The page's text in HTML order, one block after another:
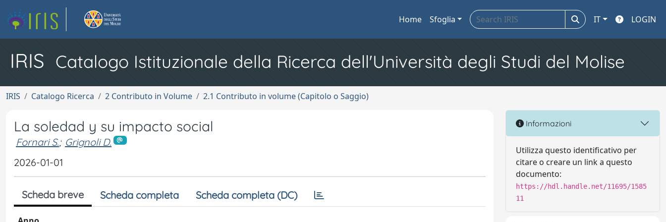
Home Sfoglia IT LOGIN
IRIS Catalogo Istituzionale della Ricerca dell'Università degli Studi del Molise
IRIS Catalogo Ricerca 2 Contributo in Volume 2.1 Contributo in volume (Capitolo o Saggio)
La soledad y su impacto social
Fornari S.; Grignoli D.
2026-01-01
Scheda breve Scheda completa Scheda completa (DC)
Informazioni
Utilizza questo identificativo per
citare o creare un link a questo
documento:
https://hdl.handle.net/11695/1585
11